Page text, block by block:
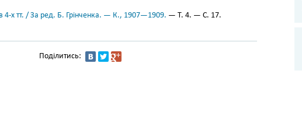
4-х тт. / За ред. Б. Грінченка. — К., 1907—1909. — Т. 4. — С. 17.
Поділитись: